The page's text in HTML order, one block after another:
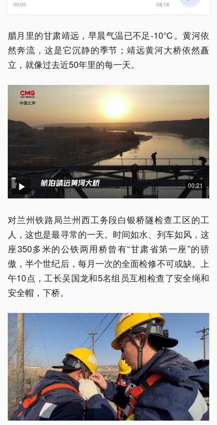
00:00 08:19
腊月里的甘肃靖远，早晨气温已不足-10℃。黄河依
然奔流，这是它沉静的季节；靖远黄河大桥依然矗
立，就像过去近50年里的每一天。
00:21
对兰州铁路局兰州西工务段白银桥隧检查工区的工
人，这也是最寻常的一天。时间如水、列车如风，这
座350多米的公铁两用桥曾有“甘肃省第一座”的骄
傲，半个世纪后，每月一次的全面检修不可或缺。上
午10点，工长吴国龙和5名组员互相检查了安全绳和
安全帽，下桥。